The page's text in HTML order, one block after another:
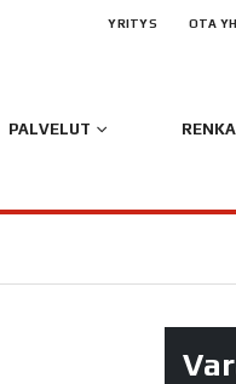
YRITYS OTA
PALVELUT